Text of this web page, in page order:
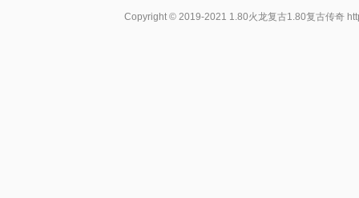
Copyright © 2019-2021 1.80火龙复古1.80复古传奇